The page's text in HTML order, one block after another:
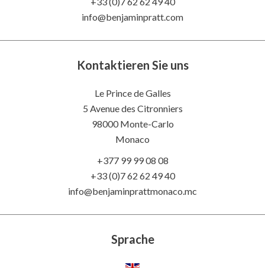
info@benjaminpratt.com
Kontaktieren Sie uns
Le Prince de Galles
5 Avenue des Citronniers
98000 Monte-Carlo
Monaco
+377 99 99 08 08
+33 (0)7 62 62 49 40
info@benjaminprattmonaco.mc
Sprache